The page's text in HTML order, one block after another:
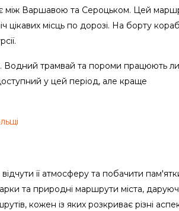
між Варшавою та Сероцьком. Цей
цікавих місць по дорозі. На борту
Водний трамвай та пороми працюють
у цей період, але краще
її атмосферу та побачити
та природні маршрути міста,
кожен із яких розкриває різні